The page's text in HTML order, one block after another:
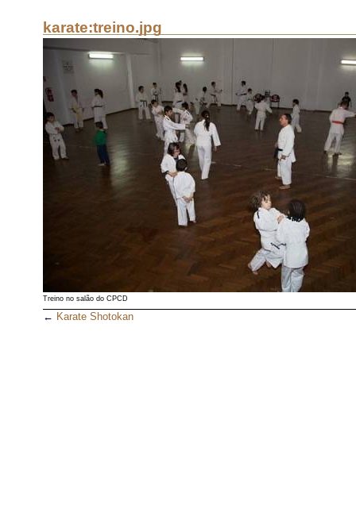
karate:treino.jpg
Treino no salão do CPCD
← Karate Shotokan